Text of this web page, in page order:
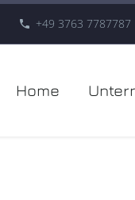
+49 3763 7787787
Home